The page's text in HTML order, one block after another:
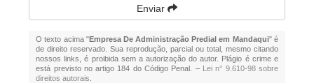
Enviar
O texto acima "Empresa De Administração Predial em Mandaqui" é
de direito reservado. Sua reprodução, parcial ou total, mesmo citando
nossos links, é proibida sem a autorização do autor. Plágio é crime e
está previsto no artigo 184 do Código Penal. – Lei n° 9.610-98 sobre
direitos autorais